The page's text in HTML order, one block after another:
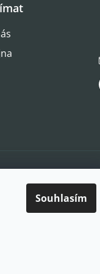
Souhlasím
Oblíbené způsoby platby: